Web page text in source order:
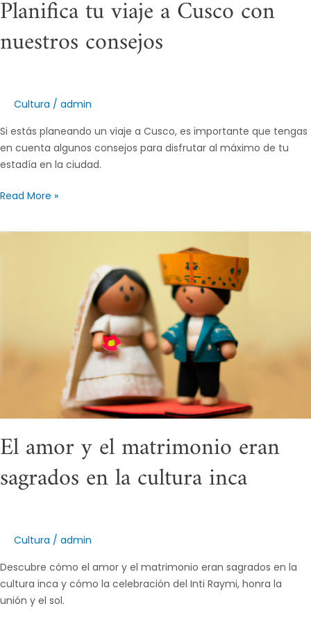
Planifica tu viaje a Cusco con
nuestros consejos
Cultura / admin
Si estás planeando un viaje a Cusco, es importante que tengas
en cuenta algunos consejos para disfrutar al máximo de tu
estadía en la ciudad.
Read More »
El amor y el matrimonio eran
sagrados en la cultura inca
Cultura / admin
Descubre cómo el amor y el matrimonio eran sagrados en la
cultura inca y cómo la celebración del Inti Raymi, honra la
unión y el sol.